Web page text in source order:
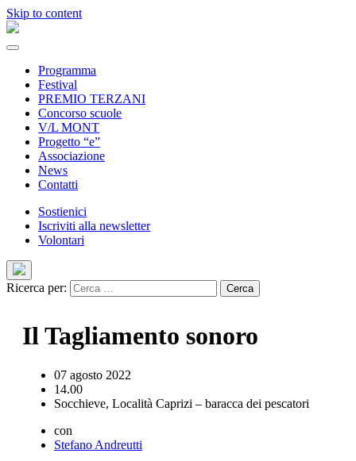
Skip to content
Programma
Festival
PREMIO TERZANI
Concorso scuole
V/L MONT
Progetto “e”
Associazione
News
Contatti
Sostienici
Iscriviti alla newsletter
Volontari
Ricerca per:
Il Tagliamento sonoro
07 agosto 2022
14.00
Socchieve, Località Caprizi – baracca dei pescatori
con
Stefano Andreutti